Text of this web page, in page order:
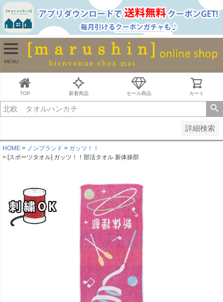
MENU
TOP 新着商品 セール商品 カート
詳細検索
並び順
新着順
古い順
価格が安い順
価格が高い順
キーワードヒット順
HOME ノンブランド
ガッツ！！
[スポーツタオル] ガッツ！！部活タオル 新体操部